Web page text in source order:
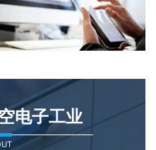
电子工业